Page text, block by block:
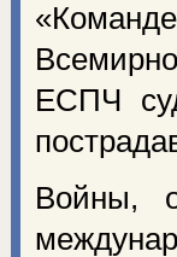
ЕСПЧ
Войны,